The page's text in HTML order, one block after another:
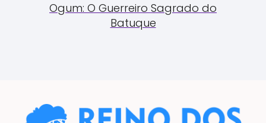
Ogum: O Guerreiro Sagrado do
Batuque